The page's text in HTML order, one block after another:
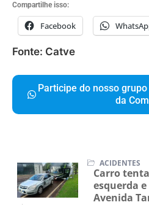
Compartilhe isso:
Facebook
Fonte: Catve
Participe do nosso
da
ACIDENTES
Carro
esquerda
Avenida